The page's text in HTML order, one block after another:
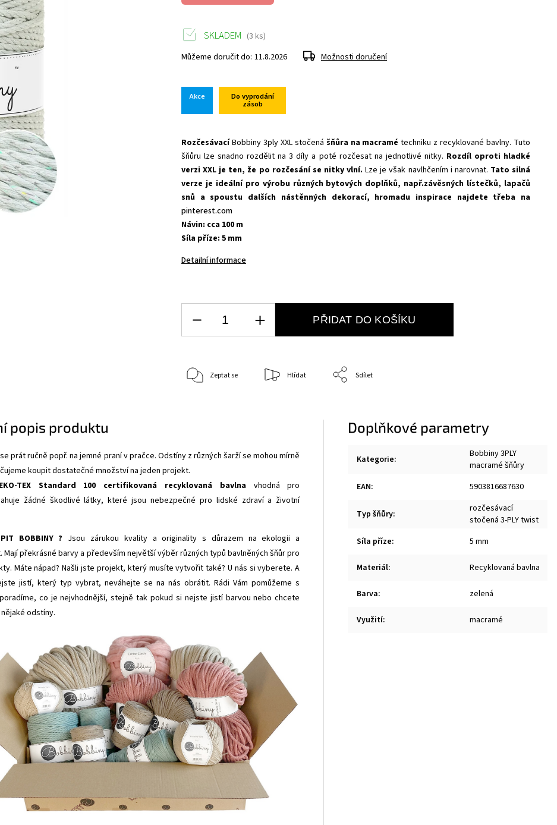
Akce Do vyprodání
zásob
RozčesávacíBobbiny 3ply XXL stočená šňůra na macramé techniku z recyklované bavlny. Tuto
šňůru lze snadno rozdělit na 3 díly a poté rozčesat na jednotlivé nitky. Rozdíl oproti hladké
verzi XXL je ten, že po rozčesání se nitky vlní. Lze je však navlhčením i narovnat. Tato silná
verze je ideální pro výrobu různých bytových doplňků, např.závěsných lístečků, lapačů
snů a spoustu dalších nástěnných dekorací, hromadu inspirace najdete třeba na
pinterest.com
Návin: cca 100 m
Síla příze: 5 mm
Detailní informace
SKLADEM (3 ks)
Můžeme doručit do: 11.8.2026 Možnosti doručení
PŘIDAT DO KOŠÍKU
Zeptat se Hlídat Sdílet
popis produktu
prát ručně popř. na jemné praní v pračce. Odstíny z různých šarží se mohou mírně
koupit dostatečné množství na jeden projekt.
TEX Standard 100 certifikovaná recyklovaná bavlnavhodná pro
žádné škodlivé látky, které jsou nebezpečné pro lidské zdraví a životní
BOBBINY ? Jsou zárukou kvality a originality s důrazem na ekologii a
Mají překrásné barvy a především největší výběr různých typů bavlněných šňůr pro
Máte nápad? Našli jste projekt, který musíte vytvořit také? U nás si vyberete. A
jistí, který typ vybrat, neváhejte se na nás obrátit. Rádi Vám pomůžeme s
co je nejvhodnější, stejně tak pokud si nejste jistí barvou nebo chcete
odstíny.
Doplňkové parametry
Kategorie:
Bobbiny 3PLY
macramé šňůry
EAN: 5903816687630
Typ šňůry:
rozčesávací
stočená 3-PLY twist
Síla příze: 5 mm
Materiál: Recyklovaná bavlna
Barva: zelená
Využití: macramé